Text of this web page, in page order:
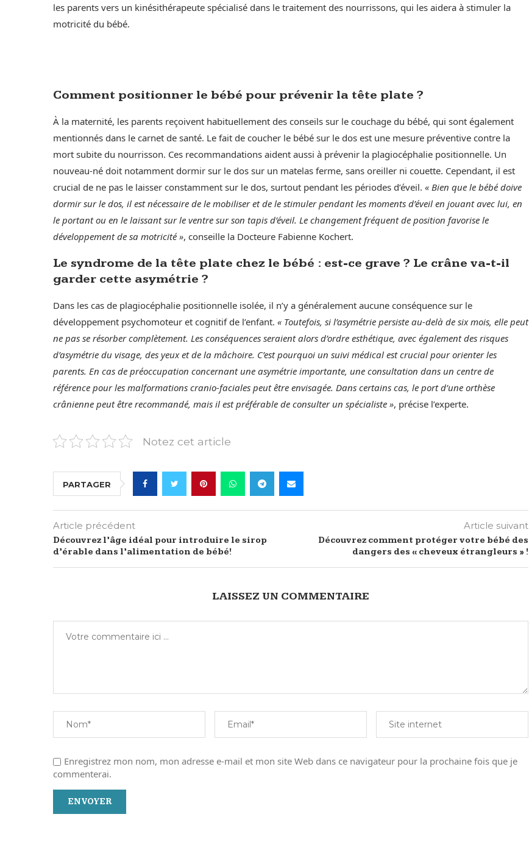
les parents vers un kinésithérapeute spécialisé dans le traitement des nourrissons, qui les aidera à stimuler la
motricité du bébé.
Comment positionner le bébé pour prévenir la tête plate ?
À la maternité, les parents reçoivent habituellement des conseils sur le couchage du bébé, qui sont également
mentionnés dans le carnet de santé. Le fait de coucher le bébé sur le dos est une mesure préventive contre la
mort subite du nourrisson. Ces recommandations aident aussi à prévenir la plagiocéphalie positionnelle. Un
nouveau-né doit notamment dormir sur le dos sur un matelas ferme, sans oreiller ni couette. Cependant, il est
crucial de ne pas le laisser constamment sur le dos, surtout pendant les périodes d’éveil. « Bien que le bébé doive
dormir sur le dos, il est nécessaire de le mobiliser et de le stimuler pendant les moments d’éveil en jouant avec lui, en
le portant ou en le laissant sur le ventre sur son tapis d’éveil. Le changement fréquent de position favorise le
développement de sa motricité », conseille la Docteure Fabienne Kochert.
Le syndrome de la tête plate chez le bébé : est-ce grave ? Le crâne va-t-il
garder cette asymétrie ?
Dans les cas de plagiocéphalie positionnelle isolée, il n’y a généralement aucune conséquence sur le
développement psychomoteur et cognitif de l’enfant. « Toutefois, si l’asymétrie persiste au-delà de six mois, elle peut
ne pas se résorber complètement. Les conséquences seraient alors d’ordre esthétique, avec également des risques
d’asymétrie du visage, des yeux et de la mâchoire. C’est pourquoi un suivi médical est crucial pour orienter les
parents. En cas de préoccupation concernant une asymétrie importante, une consultation dans un centre de
référence pour les malformations cranio-faciales peut être envisagée. Dans certains cas, le port d’une orthèse
crânienne peut être recommandé, mais il est préférable de consulter un spécialiste », précise l’experte.
Notez cet article
PARTAGER
Article précédent
Découvrez l’âge idéal pour introduire le sirop
d’érable dans l’alimentation de bébé!
Article suivant
Découvrez comment protéger votre bébé des
dangers des « cheveux étrangleurs » !
LAISSEZ UN COMMENTAIRE
Enregistrez mon nom, mon adresse e-mail et mon site Web dans ce navigateur pour la prochaine fois que je
commenterai.